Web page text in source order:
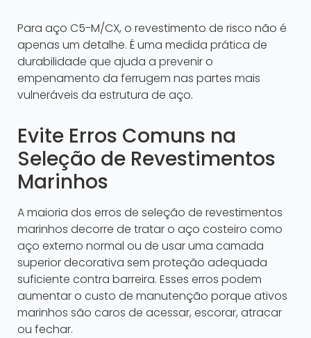
Para aço C5-M/CX, o revestimento de risco não é
apenas um detalhe. É uma medida prática de
durabilidade que ajuda a prevenir o
empenamento da ferrugem nas partes mais
vulneráveis da estrutura de aço.
Evite Erros Comuns na
Seleção de Revestimentos
Marinhos
A maioria dos erros de seleção de revestimentos
marinhos decorre de tratar o aço costeiro como
aço externo normal ou de usar uma camada
superior decorativa sem proteção adequada
suficiente contra barreira. Esses erros podem
aumentar o custo de manutenção porque ativos
marinhos são caros de acessar, escorar, atracar
ou fechar.